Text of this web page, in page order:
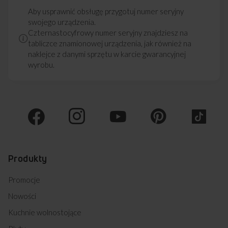
Aby usprawnić obsługę przygotuj numer seryjny
swojego urządzenia.
Czternastocyfrowy numer seryjny znajdziesz na
tabliczce znamionowej urządzenia, jak również na
naklejce z danymi sprzętu w karcie gwarancyjnej
wyrobu.
Produkty
Promocje
Nowości
Kuchnie wolnostojące